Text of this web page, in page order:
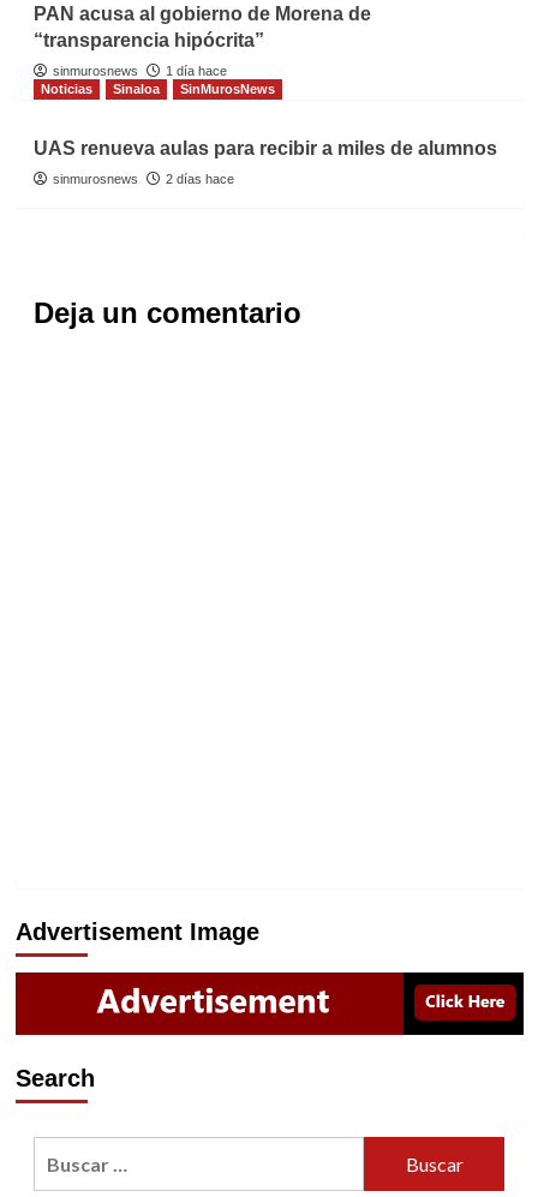
PAN acusa al gobierno de Morena de
“transparencia hipócrita”
sinmurosnews
1 día hace
Noticias
Sinaloa SinMurosNews
UAS renueva aulas para recibir a miles de alumnos
sinmurosnews 2 días hace
Deja un comentario
Advertisement Image
Search